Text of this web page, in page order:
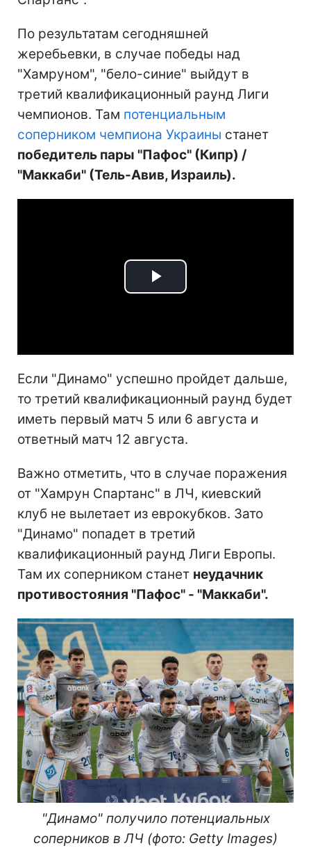
По результатам сегодняшней
жеребьевки, в случае победы над
"Хамруном", "бело-синие" выйдут в
третий квалификационный раунд Лиги
чемпионов. Там потенциальным
соперником чемпиона Украины станет
победитель пары "Пафос" (Кипр) /
"Маккаби" (Тель-Авив, Израиль).
Play
Если "Динамо" успешно пройдет дальше,
то третий квалификационный раунд будет
иметь первый матч 5 или 6 августа и
ответный матч 12 августа.
Важно отметить, что в случае поражения
от "Хамрун Спартанс" в ЛЧ, киевский
клуб не вылетает из еврокубков. Зато
"Динамо" попадет в третий
квалификационный раунд Лиги Европы.
Там их соперником станет неудачник
противостояния "Пафос" - "Маккаби".
"Динамо" получило потенциальных
соперников в ЛЧ (фото: Getty Images)